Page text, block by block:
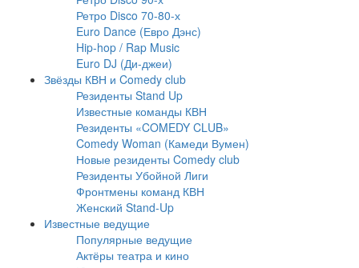
Ретро Disco 70-80-х
Euro Dance (Евро Дэнс)
Hip-hop / Rap Music
Euro DJ (Ди-джеи)
Звёзды КВН и Comedy club
Резиденты Stand Up
Известные команды КВН
Резиденты «COMEDY CLUB»
Comedy Woman (Камеди Вумен)
Новые резиденты Comedy club
Резиденты Убойной Лиги
Фронтмены команд КВН
Женский Stand-Up
Известные ведущие
Популярные ведущие
Актёры театра и кино